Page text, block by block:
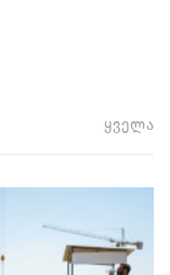
ყველა